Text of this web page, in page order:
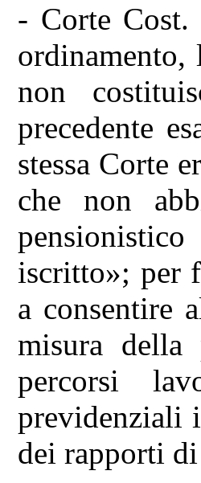
- Corte
non
precedente
stessa Corte
che non
iscritto»; per
a consentire
misura della
percorsi
previdenziali
dei rapporti